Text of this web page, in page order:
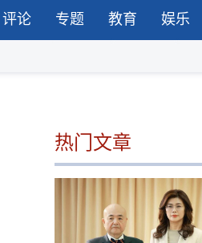
评论 专题 教育 娱乐
热门文章